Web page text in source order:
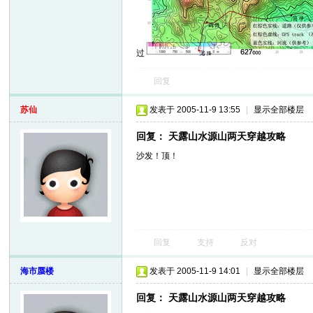
过
回复
苏仙 发表于 2005-11-9 13:55 显示全部楼层
回复： 天露山水源山两天穿越攻略
沙发！顶！
回复 支持 反对
海市蜃楼 发表于 2005-11-9 14:01 显示全部楼层
回复： 天露山水源山两天穿越攻略